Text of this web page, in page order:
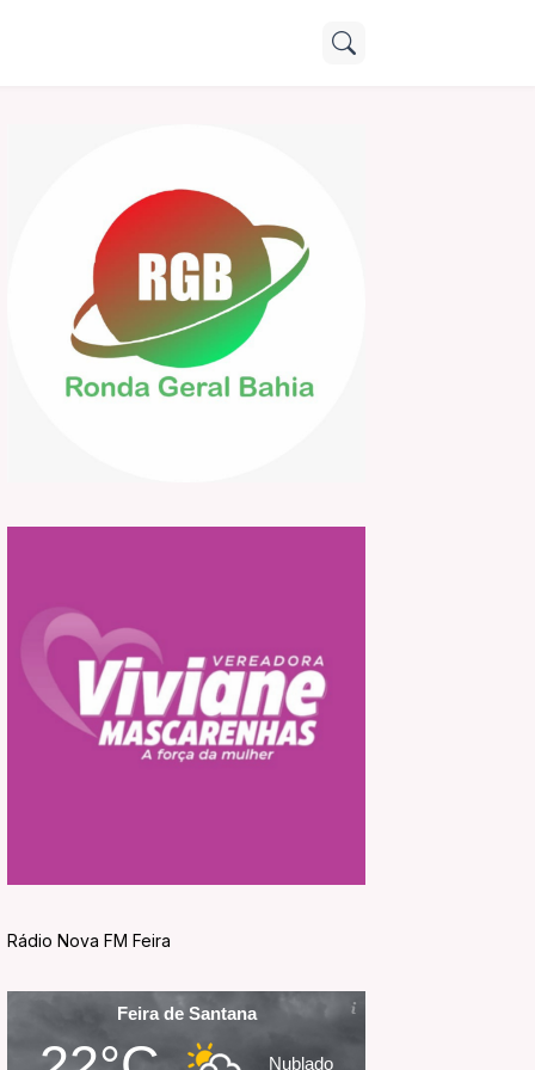
Rádio Nova FM Feira
Feira de Santana
Nublado